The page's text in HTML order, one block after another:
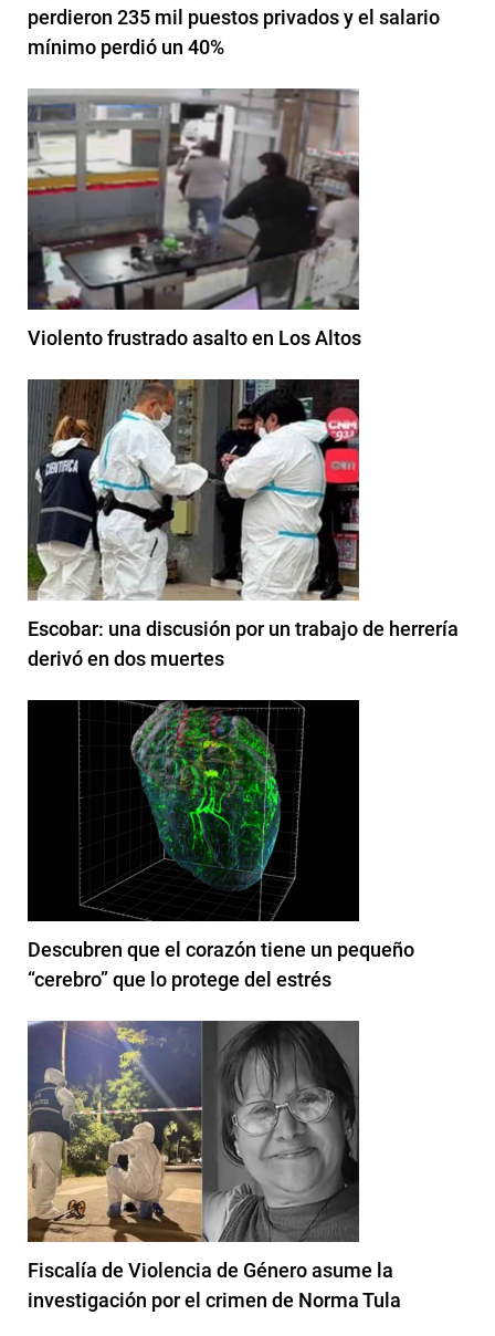
perdieron 235 mil puestos privados y el salario
mínimo perdió un 40%
Violento frustrado asalto en Los Altos
Escobar: una discusión por un trabajo de herrería
derivó en dos muertes
Descubren que el corazón tiene un pequeño
“cerebro” que lo protege del estrés
Fiscalía de Violencia de Género asume la
investigación por el crimen de Norma Tula